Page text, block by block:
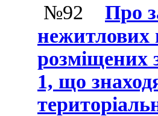
№92
Про
розміщених
1, що